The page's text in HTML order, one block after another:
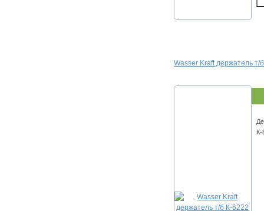
Wasser Kraft держатель т/